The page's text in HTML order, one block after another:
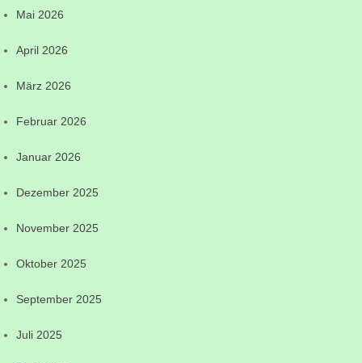
Mai 2026
April 2026
März 2026
Februar 2026
Januar 2026
Dezember 2025
November 2025
Oktober 2025
September 2025
Juli 2025